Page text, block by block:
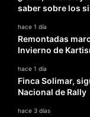
saber sobre los
hace 1 día
Remontadas
Invierno de
hace 1 día
Finca Solimar,
Nacional de Rally
hace 3 días